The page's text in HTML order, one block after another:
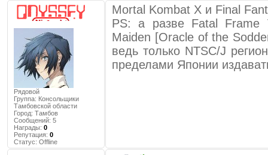
Рядовой
Группа: Консольщики
Тамбовской области
Город: Тамбов
Сообщений: 5
Награды: 0
Репутация: 0
Статус: Offline
Mortal Kombat X и Final
PS: а разве Fatal Frame
Maiden [Oracle of the
ведь только NTSC/J
пределами Японии